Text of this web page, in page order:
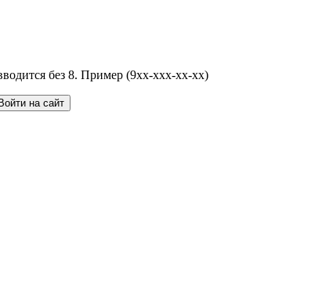
без 8. Пример (9хх-ххх-хх-хх)
Войти на сайт